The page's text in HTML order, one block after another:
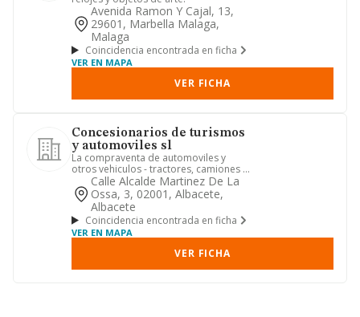
Avenida Ramon Y Cajal, 13,
29601, Marbella Malaga,
Malaga
Coincidencia encontrada en ficha
VER EN MAPA
VER FICHA
Concesionarios de turismos
y automoviles sl
La compraventa de automoviles y
otros vehiculos - tractores, camiones -,
nuevos y usados. las repre...
Calle Alcalde Martinez De La
Ossa, 3, 02001, Albacete,
Albacete
Coincidencia encontrada en ficha
VER EN MAPA
VER FICHA